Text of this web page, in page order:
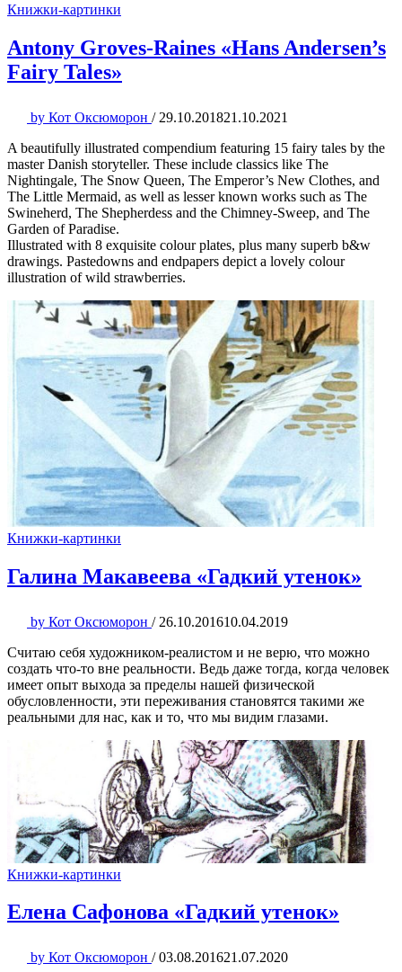
Книжки-картинки
Antony Groves-Raines «Hans Andersen’s
Fairy Tales»
by Кот Оксюморон / 29.10.201821.10.2021
A beautifully illustrated compendium featuring 15 fairy tales by the
master Danish storyteller. These include classics like The
Nightingale, The Snow Queen, The Emperor’s New Clothes, and
The Little Mermaid, as well as lesser known works such as The
Swineherd, The Shepherdess and the Chimney-Sweep, and The
Garden of Paradise.
Illustrated with 8 exquisite colour plates, plus many superb b&w
drawings. Pastedowns and endpapers depict a lovely colour
illustration of wild strawberries.
Книжки-картинки
Галина Макавеева «Гадкий утенок»
by Кот Оксюморон / 26.10.201610.04.2019
Считаю себя художником-реалистом и не верю, что можно
создать что-то вне реальности. Ведь даже тогда, когда человек
имеет опыт выхода за пределы нашей физической
обусловленности, эти переживания становятся такими же
реальными для нас, как и то, что мы видим глазами.
Книжки-картинки
Елена Сафонова «Гадкий утенок»
by Кот Оксюморон / 03.08.201621.07.2020